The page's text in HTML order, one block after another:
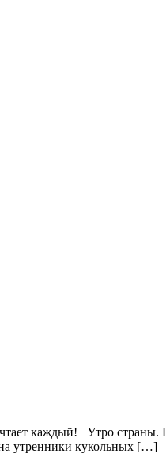
каждый! Утро страны.
утренники кукольных […]